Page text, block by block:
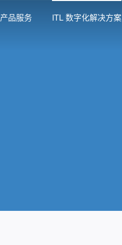
产品服务 ITL 数字化解决方案